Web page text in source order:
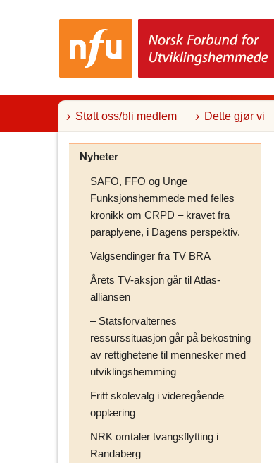
o
Støtt oss/bli medlem Dette gjør vi
Nyheter
SAFO, FFO og Unge
Funksjonshemmede med felles
kronikk om CRPD – kravet fra
paraplyene, i Dagens perspektiv.
Valgsendinger fra TV BRA
Årets TV-aksjon går til Atlas-
alliansen
– Statsforvalternes
ressurssituasjon går på bekostning
av rettighetene til mennesker med
utviklingshemming
Fritt skolevalg i videregående
opplæring
NRK omtaler tvangsflytting i
Randaberg